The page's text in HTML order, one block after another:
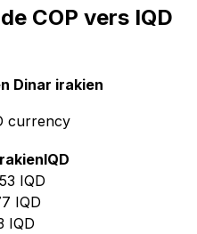
COP vers IQD
Dinar irakien
currency
IQD
IQD
IQD
IQD